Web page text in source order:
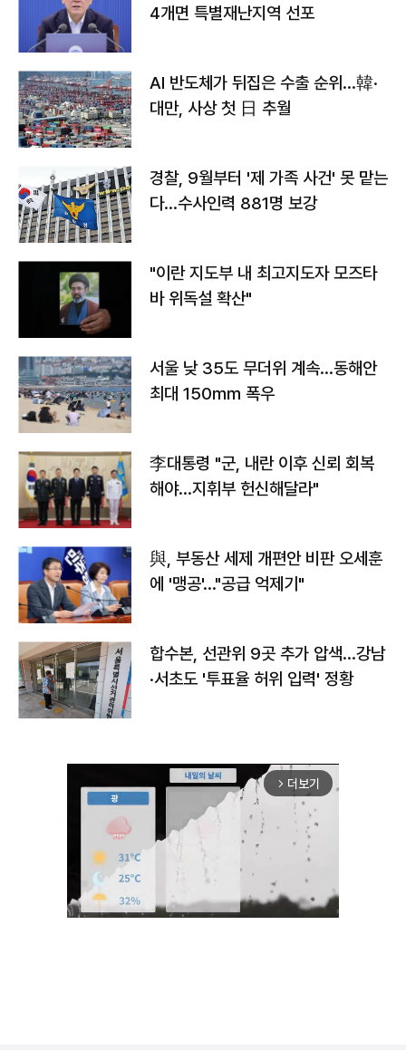
4개면 특별재난지역 선포
AI 반도체가 뒤집은 수출 순위…韓·
대만, 사상 첫 日 추월
경찰, 9월부터 '제 가족 사건' 못 맡는
다…수사인력 881명 보강
"이란 지도부 내 최고지도자 모즈타
바 위독설 확산"
서울 낮 35도 무더위 계속…동해안
최대 150㎜ 폭우
李대통령 "군, 내란 이후 신뢰 회복
해야…지휘부 헌신해달라"
與, 부동산 세제 개편안 비판 오세훈
에 '맹공'…"공급 억제기"
합수본, 선관위 9곳 추가 압색…강남
·서초도 '투표율 허위 입력' 정황
arrow_forward_ios 더보기